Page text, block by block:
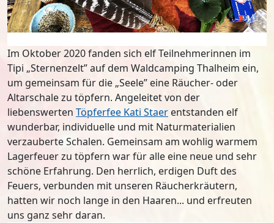
Im Oktober 2020 fanden sich elf Teilnehmerinnen im
Tipi „Sternenzelt” auf dem Waldcamping Thalheim ein,
um gemeinsam für die „Seele” eine Räucher- oder
Altarschale zu töpfern. Angeleitet von der
liebenswerten Töpferfee Kati Staer entstanden elf
wunderbar, individuelle und mit Naturmaterialien
verzauberte Schalen. Gemeinsam am wohlig warmem
Lagerfeuer zu töpfern war für alle eine neue und sehr
schöne Erfahrung. Den herrlich, erdigen Duft des
Feuers, verbunden mit unseren Räucherkräutern,
hatten wir noch lange in den Haaren... und erfreuten
uns ganz sehr daran.